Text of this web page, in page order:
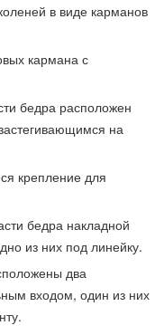
в виде карманов
кармана с
бедра расположен
на
крепление для
бедра накладной
из них под линейку.
два
входом, один из них